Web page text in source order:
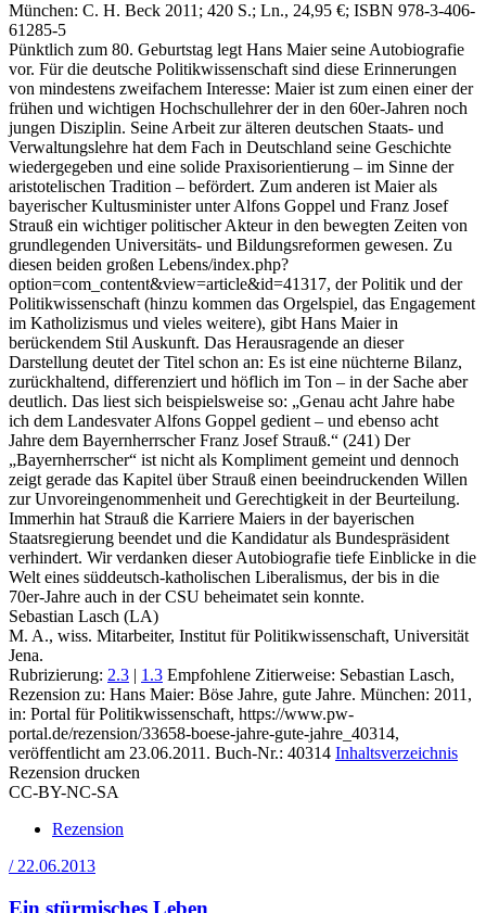
München: C. H. Beck 2011 ; 420 S.; Ln., 24,95 €; ISBN 978-3-406-
61285-5
Pünktlich zum 80. Geburtstag legt Hans Maier seine Autobiografie
vor. Für die deutsche Politikwissenschaft sind diese Erinnerungen
von mindestens zweifachem Interesse: Maier ist zum einen einer der
frühen und wichtigen Hochschullehrer der in den 60er-Jahren noch
jungen Disziplin. Seine Arbeit zur älteren deutschen Staats- und
Verwaltungslehre hat dem Fach in Deutschland seine Geschichte
wiedergegeben und eine solide Praxisorientierung – im Sinne der
aristotelischen Tradition – befördert. Zum anderen ist Maier als
bayerischer Kultusminister unter Alfons Goppel und Franz Josef
Strauß ein wichtiger politischer Akteur in den bewegten Zeiten von
grundlegenden Universitäts- und Bildungsreformen gewesen. Zu
diesen beiden großen Lebens/index.php?
option=com_content&view=article&id=41317, der Politik und der
Politikwissenschaft (hinzu kommen das Orgelspiel, das Engagement
im Katholizismus und vieles weitere), gibt Hans Maier in
berückendem Stil Auskunft. Das Herausragende an dieser
Darstellung deutet der Titel schon an: Es ist eine nüchterne Bilanz,
zurückhaltend, differenziert und höflich im Ton – in der Sache aber
deutlich. Das liest sich beispielsweise so: „Genau acht Jahre habe
ich dem Landesvater Alfons Goppel gedient – und ebenso acht
Jahre dem Bayernherrscher Franz Josef Strauß.“ (241) Der
„Bayernherrscher“ ist nicht als Kompliment gemeint und dennoch
zeigt gerade das Kapitel über Strauß einen beeindruckenden Willen
zur Unvoreingenommenheit und Gerechtigkeit in der Beurteilung.
Immerhin hat Strauß die Karriere Maiers in der bayerischen
Staatsregierung beendet und die Kandidatur als Bundespräsident
verhindert. Wir verdanken dieser Autobiografie tiefe Einblicke in die
Welt eines süddeutsch-katholischen Liberalismus, der bis in die
70er-Jahre auch in der CSU beheimatet sein konnte.
Sebastian Lasch (LA)
M. A., wiss. Mitarbeiter, Institut für Politikwissenschaft, Universität
Jena.
Rubrizierung: 2.3 | 1.3 Empfohlene Zitierweise: Sebastian Lasch,
Rezension zu: Hans Maier: Böse Jahre, gute Jahre. München: 2011,
in: Portal für Politikwissenschaft, https://www.pw-
portal.de/rezension/33658-boese-jahre-gute-jahre_40314,
veröffentlicht am 23.06.2011. Buch-Nr.: 40314 Inhaltsverzeichnis
Rezension drucken
CC-BY-NC-SA
Rezension
/ 22.06.2013
Ein stürmisches Leben